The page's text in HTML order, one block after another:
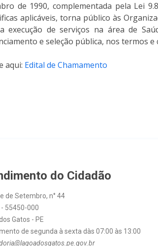
de 1990, complementada pela Lei
aplicáveis, torna público às
execução de serviços na área de
e seleção pública, nos termos e
aqui: Edital de Chamamento
do Cidadão
de Setembro, n° 44
55450-000
Gatos - PE
de segunda à sexta dàs 07:00 às 13:00